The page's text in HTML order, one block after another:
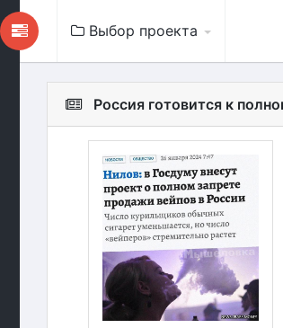
Выбор проекта
Россия готовится к